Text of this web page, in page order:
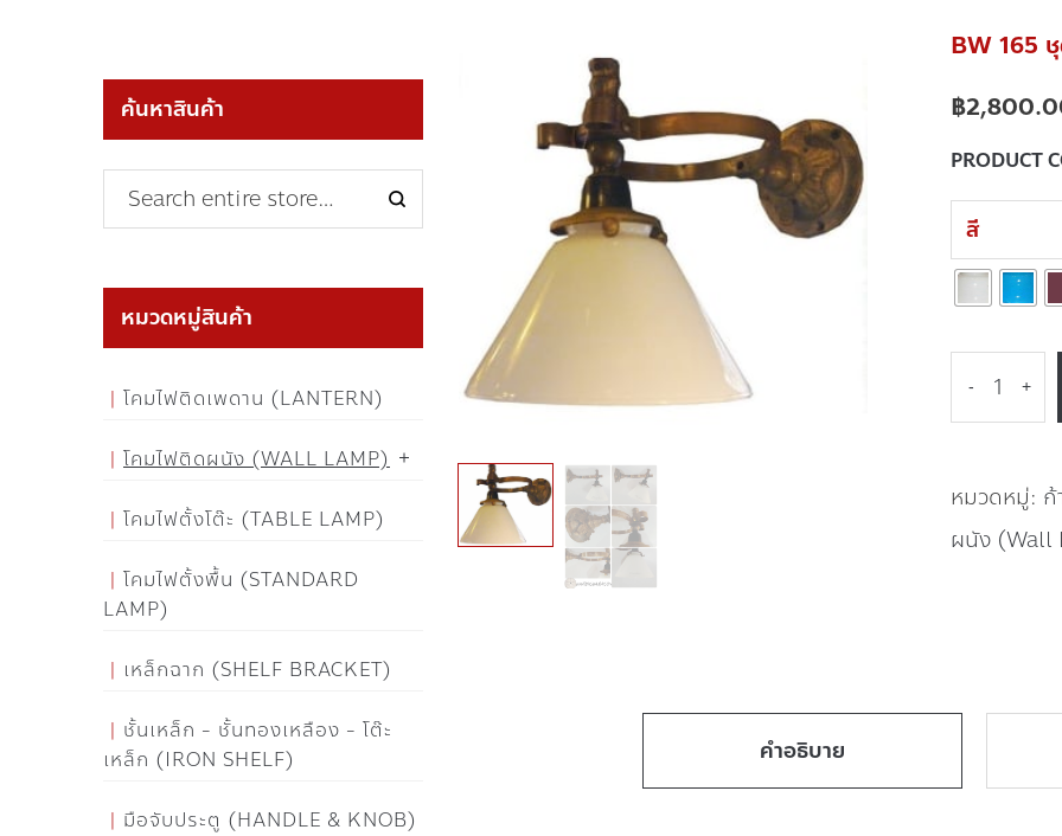
BW 165
฿
PRODUCT
สี
- +
หมวดหมู่:
ผนัง (Wall
คำอธิบาย
ค้นหาสินค้า
หมวดหมู่สินค้า
โคมไฟติดเพดาน (LANTERN)
โคมไฟติดผนัง (WALL LAMP)
โคมไฟตั้งโต๊ะ (TABLE LAMP)
โคมไฟตั้งพื้น (STANDARD
LAMP)
เหล็กฉาก (SHELF BRACKET)
ชั้นเหล็ก - ชั้นทองเหลือง - โต๊ะ
เหล็ก (IRON SHELF)
มือจับประตู (HANDLE & KNOB)